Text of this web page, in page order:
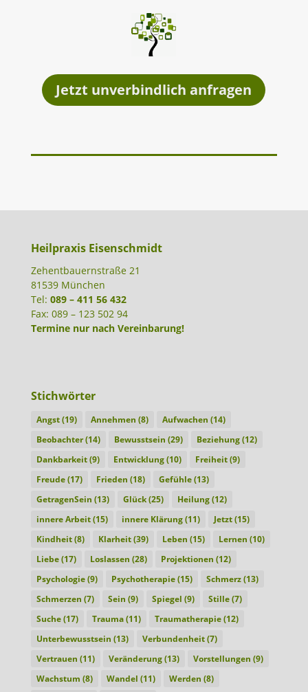
Jetzt unverbindlich anfragen
Heilpraxis Eisenschmidt
Zehentbauernstraße 21
81539 München
Tel: 089 – 411 56 432
Fax: 089 – 123 502 94
Termine nur nach Vereinbarung!
Stichwörter
Angst(19) Annehmen (8) Aufwachen (14)
Beobachter(14) Bewusstsein (29) Beziehung(12)
Dankbarkeit(9) Entwicklung(10) Freiheit(9)
Freude(17) Frieden (18) Gefühle(13)
GetragenSein (13) Glück(25) Heilung(12)
innere Arbeit(15) innere Klärung(11) Jetzt(15)
Kindheit(8) Klarheit(39) Leben (15) Lernen (10)
Liebe(17) Loslassen (28) Projektionen (12)
Psychologie(9) Psychotherapie(15) Schmerz(13)
Schmerzen (7) Sein (9) Spiegel (9) Stille(7)
Suche(17) Trauma(11) Traumatherapie(12)
Unterbewusstsein (13) Verbundenheit(7)
Vertrauen (11) Veränderung(13) Vorstellungen (9)
Wachstum (8) Wandel (11) Werden (8)